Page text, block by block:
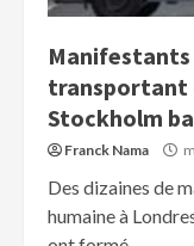
transportant
Stockholm
Franck Nama
Des dizaines de
humaine à